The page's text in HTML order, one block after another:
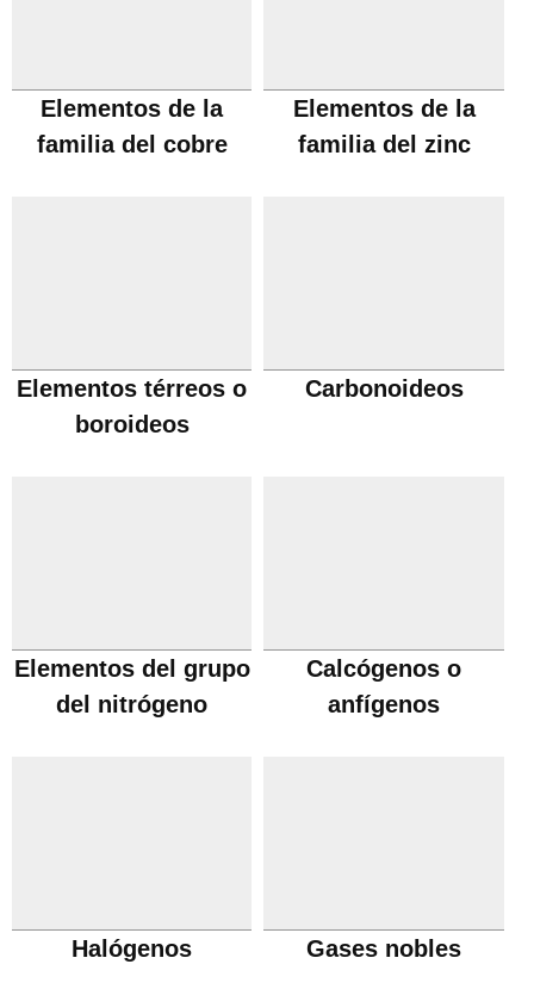
Elementos de la
familia del cobre
Elementos de la
familia del zinc
Elementos térreos o
boroideos
Carbonoideos
Elementos del grupo
del nitrógeno
Calcógenos o
anfígenos
Halógenos Gases nobles